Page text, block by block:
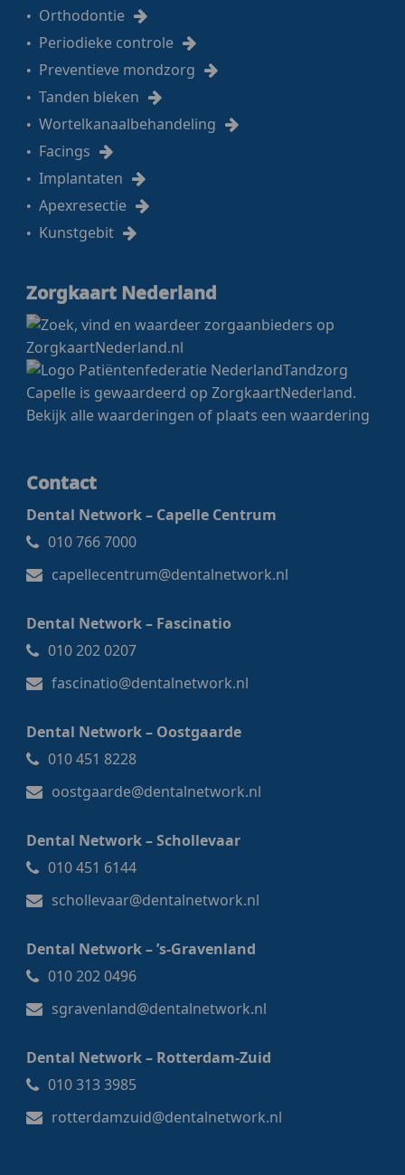
Orthodontie
Periodieke controle
Preventieve mondzorg
Tanden bleken
Wortelkanaalbehandeling
Facings
Implantaten
Apexresectie
Kunstgebit
Zorgkaart Nederland
Tandzorg
Capelleis gewaardeerd op ZorgkaartNederland.
Bekijk alle waarderingen of plaats een waardering
Contact
Dental Network – Capelle Centrum
010 766 7000
capellecentrum@dentalnetwork.nl
Dental Network – Fascinatio
010 202 0207
fascinatio@dentalnetwork.nl
Dental Network – Oostgaarde
010 451 8228
oostgaarde@dentalnetwork.nl
Dental Network – Schollevaar
010 451 6144
schollevaar@dentalnetwork.nl
Dental Network – ’s-Gravenland
010 202 0496
sgravenland@dentalnetwork.nl
Dental Network – Rotterdam-Zuid
010 313 3985
rotterdamzuid@dentalnetwork.nl